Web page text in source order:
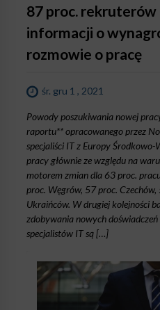
87 proc. rekruterów
informacji o
rozmowie o pracę
śr. gru 1 , 2021
Powody poszukiwania nowej
raportu** opracowanego przez
specjaliści IT z Europy Środkowo-
pracy głównie ze względu na
motorem zmian dla 63 proc.
proc. Węgrów, 57 proc.
Ukraińców. W drugiej kolejności
zdobywania nowych
specjalistów IT są […]